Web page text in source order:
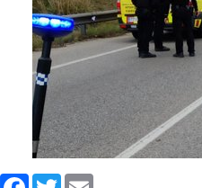
ComparteixFacebookTwitter